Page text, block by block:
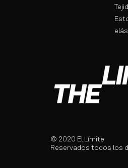
© 2020 El Límite
Reservados todos los